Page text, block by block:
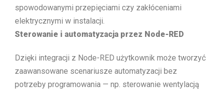
spowodowanymi przepięciami czy zakłóceniami
elektrycznymi w instalacji.
Sterowanie i automatyzacja przez Node-RED
Dzięki integracji z Node-RED użytkownik może tworzyć
zaawansowane scenariusze automatyzacji bez
potrzeby programowania — np. sterowanie wentylacją